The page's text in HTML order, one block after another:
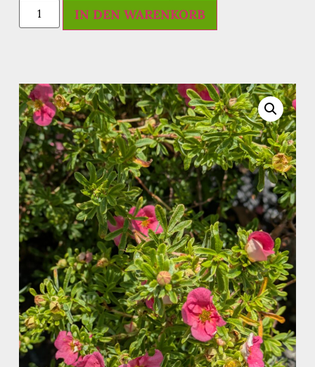
IN DEN WARENKORB